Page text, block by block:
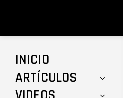
INICIO
ARTÍCULOS